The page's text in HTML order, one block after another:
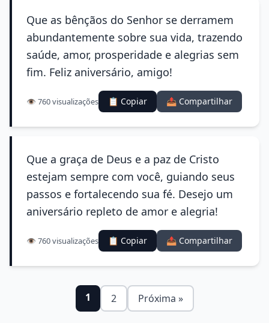
Que as bênçãos do Senhor se derramem
abundantemente sobre sua vida, trazendo
saúde, amor, prosperidade e alegrias sem
fim. Feliz aniversário, amigo!
👁️ 760 visualizações 📋 Copiar 📤 Compartilhar
Que a graça de Deus e a paz de Cristo
estejam sempre com você, guiando seus
passos e fortalecendo sua fé. Desejo um
aniversário repleto de amor e alegria!
👁️ 760 visualizações 📋 Copiar 📤 Compartilhar
1 2 Próxima »